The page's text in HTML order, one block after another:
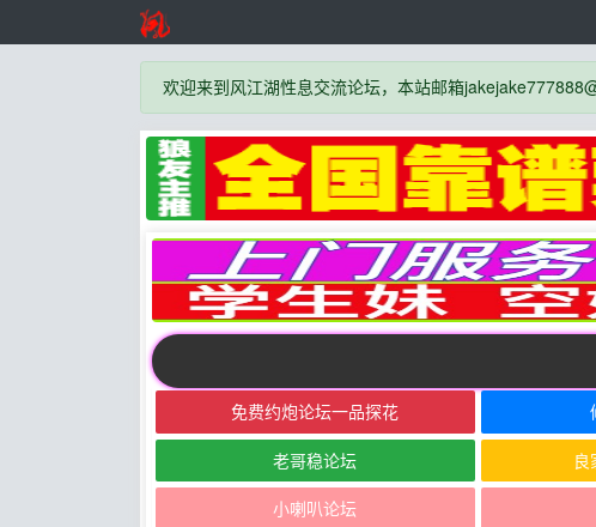
欢迎来到风江湖性息交流论坛，本站邮箱
免费约炮论坛一品探花
老哥稳论坛 良
小喇叭论坛